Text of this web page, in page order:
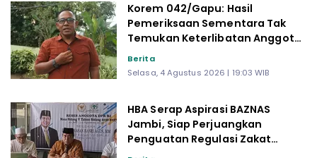
Korem 042/Gapu: Hasil
Pemeriksaan Sementara Tak
Temukan Keterlibatan Anggota
TNI dalam Kasus Penganiayaan
di Telanaipura
Berita
Selasa, 4 Agustus 2026 | 19:03 WIB
HBA Serap Aspirasi BAZNAS
Jambi, Siap Perjuangkan
Penguatan Regulasi Zakat
hingga Program Strategis di DPR